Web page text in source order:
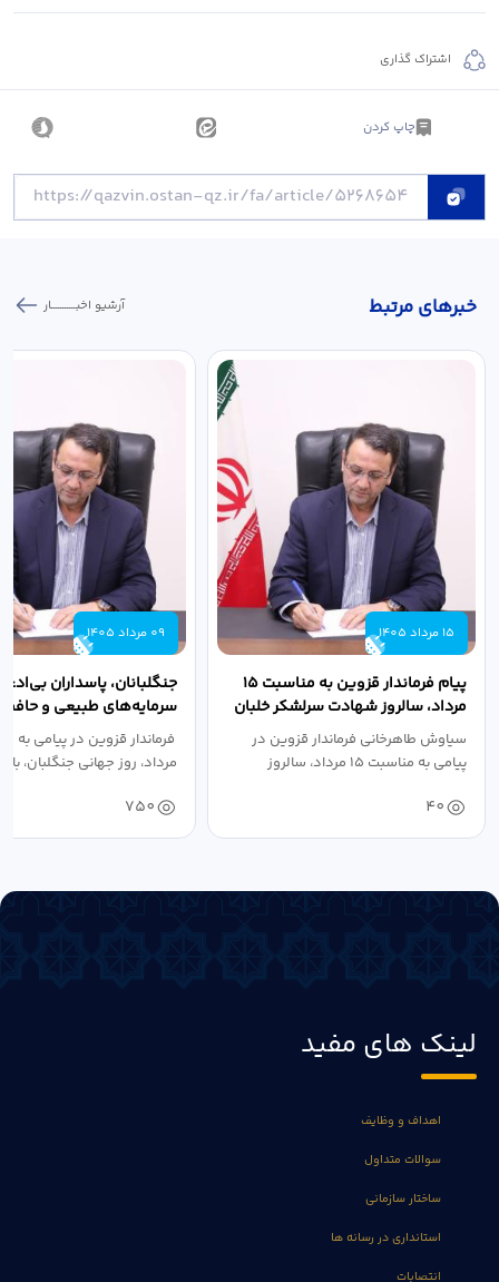
اشتراک گذاری
چاپ کردن
خبر‌های مرتبط آرشیو اخبـــــــــــار
15 مرداد 1405
پیام فرماندار قزوین به مناسبت ۱۵
مرداد، سالروز شهادت سرلشکر خلبان
شهید عباس...
سیاوش طاهرخانی فرماندار قزوین در
پیامی به مناسبت ۱۵ مرداد، سالروز
40
09 مرداد 1405
جنگلبانان، پاسداران
سرمایه‌های طبیعی و
سرزمین هستند
مرداد، روز جهانی جنگلبان، با...
750
لینک های مفید
اهداف و وظایف
سوالات متداول
ساختار سازمانی
استانداری در رسانه ها
انتصابات